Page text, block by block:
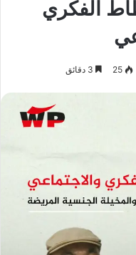
الفكري
25